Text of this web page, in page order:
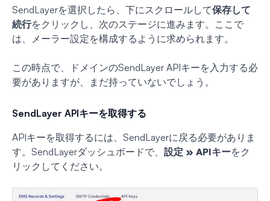
SendLayerを選択したら、下にスクロールして保存して
続行をクリックし、次のステージに進みます。ここで
は、メーラー設定を構成するように求められます。
この時点で、ドメインのSendLayer APIキーを入力する必
要がありますが、まだ持っていないでしょう。
SendLayer APIキーを取得する
APIキーを取得するには、SendLayerに戻る必要がありま
す。SendLayerダッシュボードで、 設定 » APIキーをク
リックしてください。